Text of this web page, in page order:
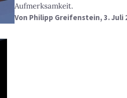
Aufmerksamkeit.
Von Philipp Greifenstein, 3. Juli